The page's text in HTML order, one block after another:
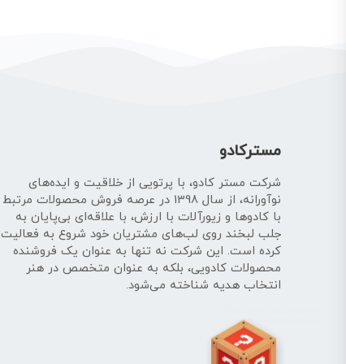
مسترکادو
شرکت مستر کادو، با پرتویی از خلاقیت و ایده‌های
نوآورانه، از سال 1398 در عرصه فروش محصولات مرتبط
با کادوها و زیورآلات با ارزش، با علاقه‌ای بی‌پایان به
جلب لبخند روی لب‌های مشتریان خود شروع به فعالیت
کرده است. این شرکت نه تنها به عنوان یک فروشنده
محصولات کادویی، بلکه به عنوان متخصص در هنر
انتخاب هدیه شناخته می‌شود.